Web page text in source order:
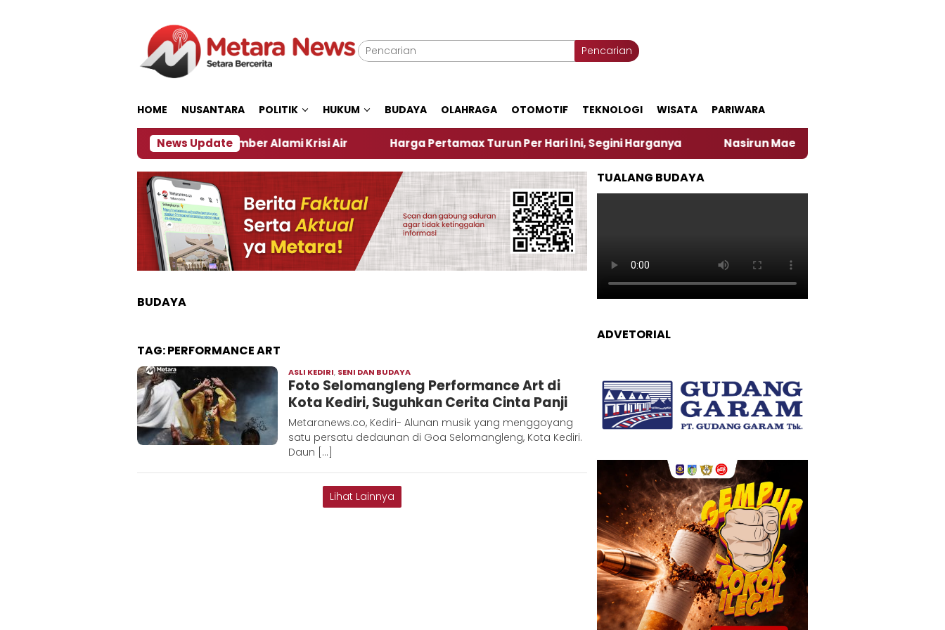
Pencarian
HOME NUSANTARA POLITIK HUKUM BUDAYA OLAHRAGA OTOMOTIF TEKNOLOGI WISATA PARIWARA
News Update
El Nino, Sejumlah Daerah di Jember Alami Krisi Air Harga Pertamax Turun Per Hari Ini, Segini Harganya ‎Nasirun Maestro Lukis Pemadu Tradisi Jawa dan
BUDAYA
TAG:PERFORMANCE ART
ASLI KEDIRI, SENI DAN BUDAYA
Metaranews
Foto Selomangleng Performance Art di
Kota Kediri, Suguhkan Cerita Cinta Panji
Metaranews.co, Kediri- Alunan musik yang menggoyang
satu persatu dedaunan di Goa Selomangleng, Kota Kediri.
Daun […]
Lihat Lainnya
TUALANG BUDAYA
ADVETORIAL